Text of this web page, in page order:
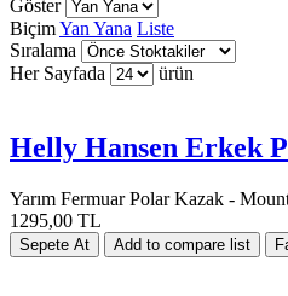
Göster
BiçimYan Yana Liste
Sıralama
Her Sayfada
ürün
Helly Hansen Erkek
Yarım Fermuar Polar Kazak -
1295,00 TL